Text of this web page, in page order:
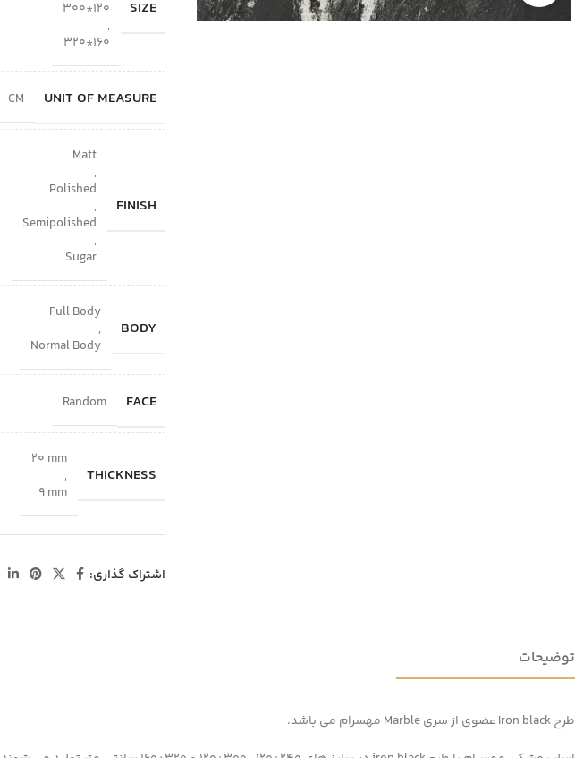
SIZE
300*120
,
320*160
UNIT OF MEASURE
CM
FINISH
Matt
,
Polished
,
Semipolished
,
Sugar
BODY
Full Body
,
Normal Body
FACE
Random
THICKNESS
20 mm
,
9 mm
اشتراک گذاری:
توضیحات
طرح Iron black عضوی از سری Marble مهسرام می باشد.